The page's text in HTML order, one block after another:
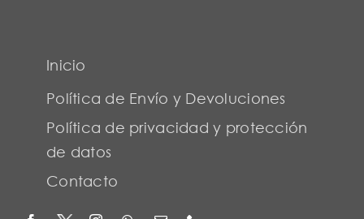
Inicio
Política de Envío y Devoluciones
Política de privacidad y protección
de datos
Contacto